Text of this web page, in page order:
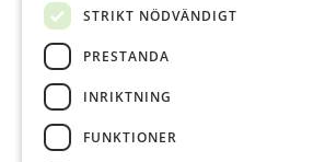
STRIKT NÖDVÄNDIGT
PRESTANDA
INRIKTNING
FUNKTIONER